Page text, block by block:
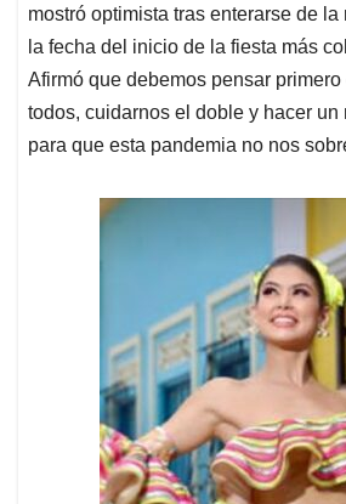
mostró optimista tras enterarse de
la fecha del inicio de la fiesta más
Afirmó que debemos pensar
todos, cuidarnos el doble y hacer un
para que esta pandemia no nos